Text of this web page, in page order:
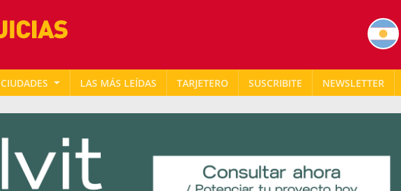
CIUDADES LAS MÁS LEÍDAS TARJETERO NEWSLETTER